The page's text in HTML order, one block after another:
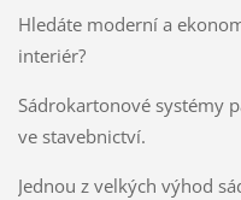
Hledáte moderní a
interiér?
Sádrokartonové systémy
ve stavebnictví.
Jednou z velkých výhod